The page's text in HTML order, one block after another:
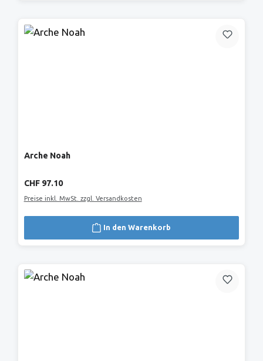
Arche Noah
Regulärer Preis:
CHF 97.10
Preise inkl. MwSt. zzgl. Versandkosten
In den Warenkorb